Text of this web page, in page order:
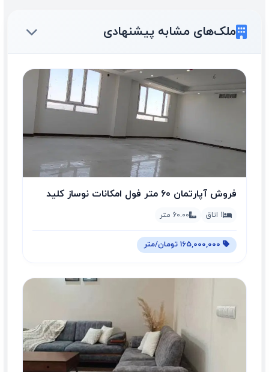
ملک‌های مشابه پیشنهادی
فروش آپارتمان 60 متر فول امکانات نوساز کلید
نخورده
1 اتاق 60.00 متر